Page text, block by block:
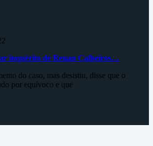
inquérito de Renan Calheiros…
do caso, mas desistiu, disse que o
por equívoco e que